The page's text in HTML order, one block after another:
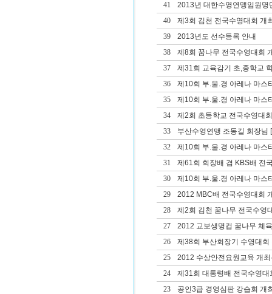
41
2013년 대한수영연맹임원명
40
제3회 김천 전국수영대회 개
39
2013년도 선수등록 안내
38
제8회 꿈나무 전국수영대회
37
제31회 교육감기 초,중학교
36
제10회 부.울.경 아레나 마스
35
제10회 부.울.경 아레나 마스
34
제2회 초등학교 전국수영대
33
부산수영연맹 조동길 회장님
32
제10회 부.울.경 아레나 마스
31
제61회 회장배 겸 KBS배 전
30
제10회 부.울.경 아레나 마스
29
2012 MBC배 전국수영대회
28
제2회 김천 꿈나무 전국수영
27
2012 교보생명컵 꿈나무 체
26
제38회 부산회장기 수영대
25
2012 수상안전요원교육 개최
24
제31회 대통령배 전국수영대
23
공인3급 경영심판 강습회 개